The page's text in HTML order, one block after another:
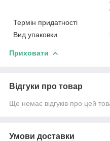
Термін придатності
Вид упаковки
Приховати
Відгуки про товар
Ще немає відгуків про цей
Умови доставки